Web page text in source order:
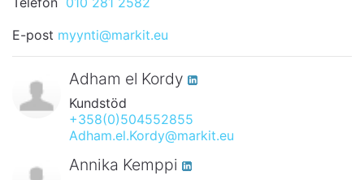
E-post myynti@markit.eu
Adham el Kordy
Kundstöd
+358(0)504552855
Adham.el.Kordy@markit.eu
Annika Kemppi